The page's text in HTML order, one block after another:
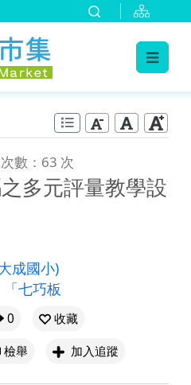
數：63 次
多元評量教學設
成國小)
「七巧板
0
收藏
檢舉 加入追蹤